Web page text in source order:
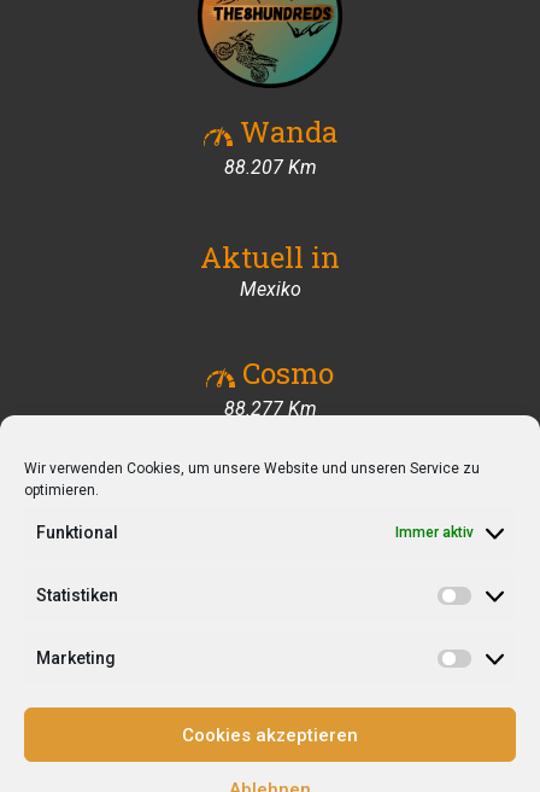
Wir verwenden Cookies, um unsere Website und unseren Service zu
optimieren.
Funktional Immer aktiv
Statistiken
Marketing
Cookies akzeptieren
Wanda
88.278 Km
Aktuell in
Mexiko
Cosmo
88.348 Km
Datenschutzerklärung